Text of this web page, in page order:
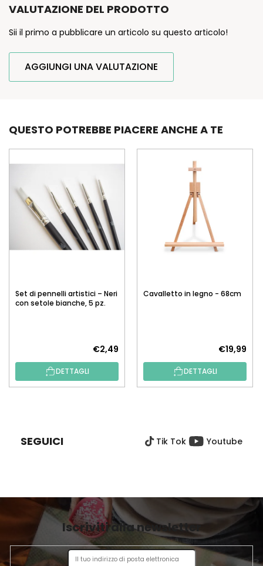
VALUTAZIONE DEL PRODOTTO
Sii il primo a pubblicare un articolo su questo articolo!
AGGIUNGI UNA VALUTAZIONE
QUESTO POTREBBE PIACERE ANCHE A TE
Set di pennelli artistici – Neri
con setole bianche, 5 pz.
€2,49
DETTAGLI
Cavalletto in legno - 68cm
€19,99
DETTAGLI
G
I
SEGUICI Tik Tok Youtube
Iscriviti alla newsletter